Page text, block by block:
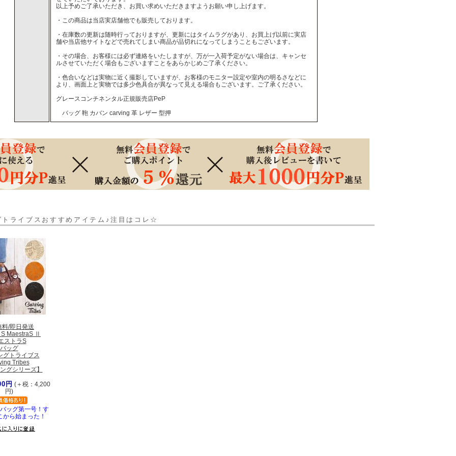
以上予めご了承いただき、お買い求めいただきますようお願い申し上げます。
・この商品は当店実店舗他でも販売しております。
・在庫数の更新は随時行っておりますが、更新にはタイムラグがあり、お買上げ以前に実店
舗や当店他サイトなどで売れてしまい商品が品切れになってしまうこともございます。
・その場合、お客様には必ず連絡をいたしますが、万が一入荷予定がない場合は、キャンセ
ルさせていただく場合もございますことをあらかじめご了承ください。
・色合いなどは実物に近く撮影していますが、お客様のモニター設定や室内の明るさなどに
より、画面上と実物では多少色具合が異なって見える場合もございます。ご了承ください。
グレースコンチネンタル正規販売店PeP
バッグ 鞄 カバン carving 革 レザー 型押
トライブスおすすめアイテム♪注目はコレ☆
料/即日発送
MaestraS Ⅱ
ストラS
バッグ
グトライブス
Tribes
グシリーズ】
円 (＋税：4,200
円)
ッグ第一号！す
から始まった！